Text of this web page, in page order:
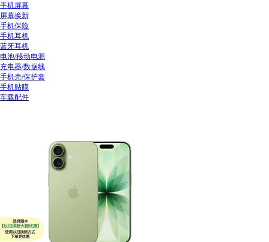
手机屏幕
屏幕换新
手机保险
手机耳机
蓝牙耳机
电池/移动电源
充电器/数据线
手机壳/保护套
手机贴膜
车载配件